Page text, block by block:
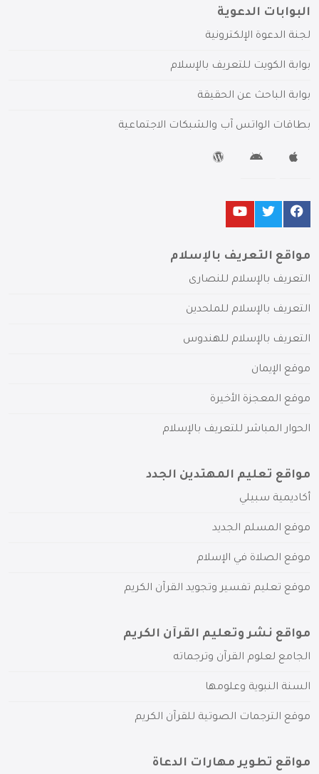
البوابات الدعوية
لجنة الدعوة الإلكترونية
بوابة الكويت للتعريف بالإسلام
بوابة الباحث عن الحقيقة
بطاقات الواتس آب والشبكات الاجتماعية
مواقع التعريف بالإسلام
التعريف بالإسلام للنصارى
التعريف بالإسلام للملحدين
التعريف بالإسلام للهندوس
موقع الإيمان
موقع المعجزة الأخيرة
الحوار المباشر للتعريف بالإسلام
مواقع تعليم المهتدين الجدد
أكاديمية سبيلي
موقع المسلم الجديد
موقع الصلاة في الإسلام
موقع تعليم تفسير وتجويد القرآن الكريم
مواقع نشر وتعليم القرآن الكريم
الجامع لعلوم القرآن وترجماته
السنة النبوية وعلومها
موقع الترجمات الصوتية للقرآن الكريم
مواقع تطوير مهارات الدعاة